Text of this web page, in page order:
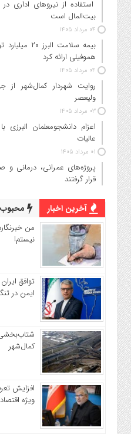
استفاده از نیروهای اداری
بیت‌المال است
۰۴ مرداد ۱۴۰۵
بیمه سلامت
هموفیلی ارائه کرد
۰۴ مرداد ۱۴۰۵
روایت شهردار کمال‌شهر از
ولیعصر
۰۳ مرداد ۱۴۰۵
عالیات
۰۱ مرداد ۱۴۰۵
پروژه‌های عمرانی، درمانی و
قرار گرفتند
آخرین اخبار محبوب
من
نیستم!
توافق
ایمن در
شتاب‌بخشی
کمال‌شهر
افزایش
ویژه